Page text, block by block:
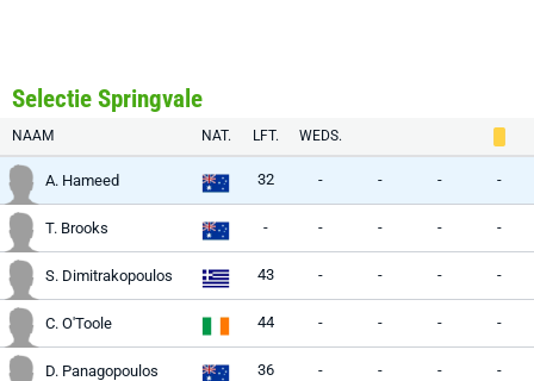
Selectie Springvale
NAAM NAT. LFT. WEDS.
A. Hameed 32 - - - -
T. Brooks - - - - -
S. Dimitrakopoulos 43 - - - -
C. O'Toole 44 - - - -
D. Panagopoulos 36 - - - -